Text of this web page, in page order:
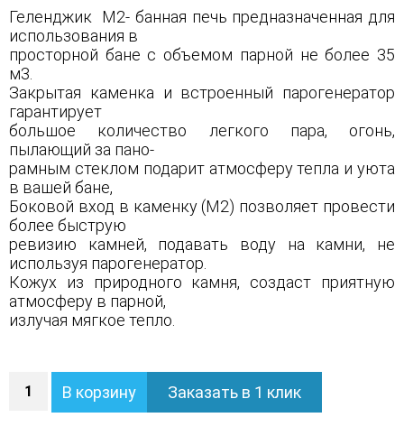
Геленджик М2- банная печь предназначенная для
использования в
просторной бане с объемом парной не более 35
м3.
Закрытая каменка и встроенный парогенератор
гарантирует
большое количество легкого пара, огонь,
пылающий за пано-
рамным стеклом подарит атмосферу тепла и уюта
в вашей бане,
Боковой вход в каменку (М2) позволяет провести
более быструю
ревизию камней, подавать воду на камни, не
используя парогенератор.
Кожух из природного камня, создаст приятную
атмосферу в парной,
излучая мягкое тепло.
Печь
Геленджик
В корзину Заказать в 1 клик